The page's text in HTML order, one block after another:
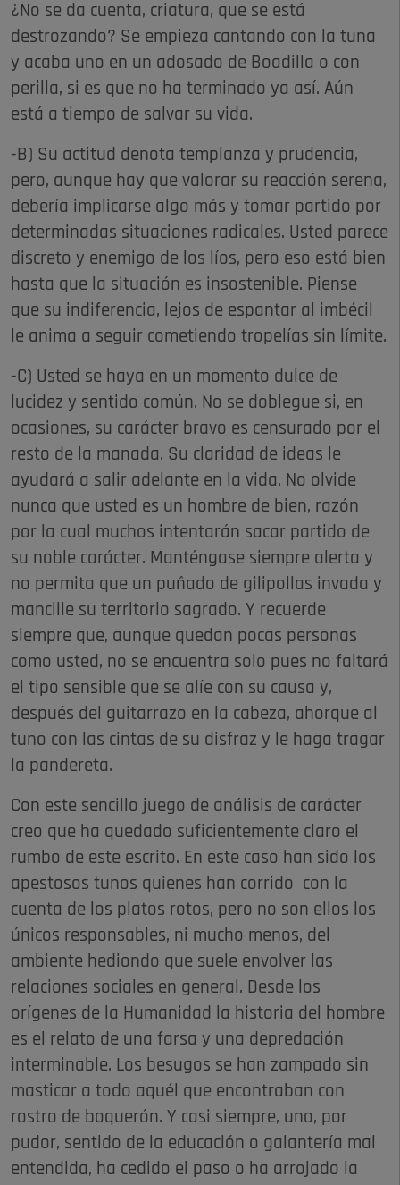
¿No se da cuenta, criatura, que se está
destrozando? Se empieza cantando con la tuna
y acaba uno en un adosado de Boadilla o con
perilla, si es que no ha terminado ya así. Aún
está a tiempo de salvar su vida.
-B) Su actitud denota templanza y prudencia,
pero, aunque hay que valorar su reacción serena,
debería implicarse algo más y tomar partido por
determinadas situaciones radicales. Usted parece
discreto y enemigo de los líos, pero eso está bien
hasta que la situación es insostenible. Piense
que su indiferencia, lejos de espantar al imbécil
le anima a seguir cometiendo tropelías sin límite.
-C) Usted se haya en un momento dulce de
lucidez y sentido común. No se doblegue si, en
ocasiones, su carácter bravo es censurado por el
resto de la manada. Su claridad de ideas le
ayudará a salir adelante en la vida. No olvide
nunca que usted es un hombre de bien, razón
por la cual muchos intentarán sacar partido de
su noble carácter. Manténgase siempre alerta y
no permita que un puñado de gilipollas invada y
mancille su territorio sagrado. Y recuerde
siempre que, aunque quedan pocas personas
como usted, no se encuentra solo pues no faltará
el tipo sensible que se alíe con su causa y,
después del guitarrazo en la cabeza, ahorque al
tuno con las cintas de su disfraz y le haga tragar
la pandereta.
Con este sencillo juego de análisis de carácter
creo que ha quedado suficientemente claro el
rumbo de este escrito. En este caso han sido los
apestosos tunos quienes han corrido con la
cuenta de los platos rotos, pero no son ellos los
únicos responsables, ni mucho menos, del
ambiente hediondo que suele envolver las
relaciones sociales en general. Desde los
orígenes de la Humanidad la historia del hombre
es el relato de una farsa y una depredación
interminable. Los besugos se han zampado sin
masticar a todo aquél que encontraban con
rostro de boquerón. Y casi siempre, uno, por
pudor, sentido de la educación o galantería mal
entendida, ha cedido el paso o ha arrojado la